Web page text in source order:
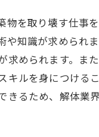
を取り壊す仕事を
知識が求められ
求められます。ま
キルを身につける
きるため、解体業